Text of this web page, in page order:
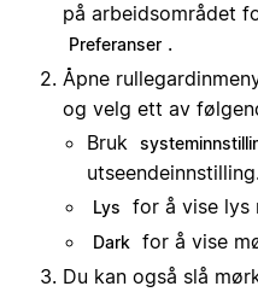
på arbeidsområdet
Preferanser .
Åpne
og velg ett av
Bruk
Lys for å vise lys
Dark for å vise
Du kan også slå